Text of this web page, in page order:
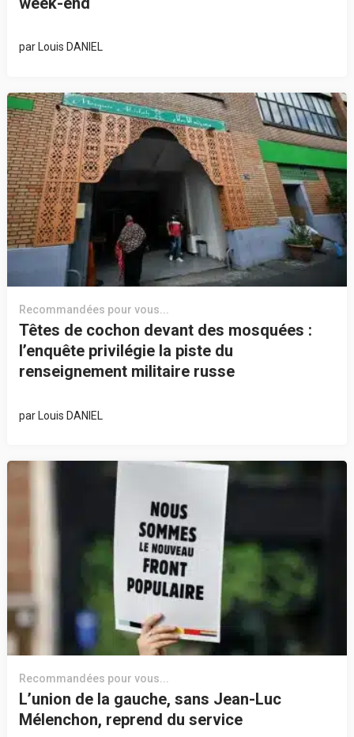
par Louis DANIEL
Recommandées pour vous...
Têtes de cochon devant des mosquées :
l’enquête privilégie la piste du
renseignement militaire russe
par Louis DANIEL
Recommandées pour vous...
L’union de la gauche, sans Jean-Luc
Mélenchon, reprend du service